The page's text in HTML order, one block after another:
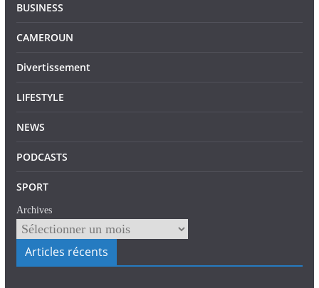
BUSINESS
CAMEROUN
Divertissement
LIFESTYLE
NEWS
PODCASTS
SPORT
Archives
Articles récents